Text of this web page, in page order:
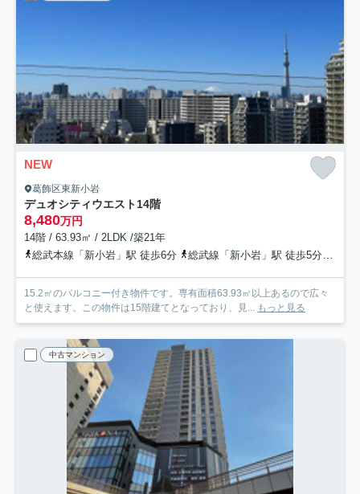
NEW
葛飾区東新小岩
デュオシティウエスト14階
8,480万円
14階 / 63.93㎡ / 2LDK /築21年
総武本線「新小岩」駅 徒歩6分
総武線「新小岩」駅 徒歩5分
15.2㎡のバルコニー付き物件です。専有面積63.93㎡以上あるので広々
と使えます。この物件は15階建てとなっており、見...
もっと見る
中古マンション